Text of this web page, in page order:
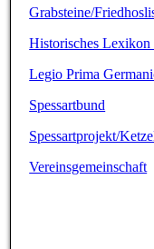
Grabsteine/
Historisches Lexikon
Legio Prima
Spessartbund
Spessartprojekt/
Vereinsgemeinschaft